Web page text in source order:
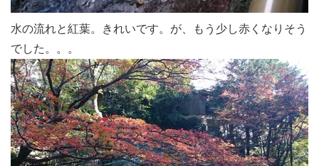
水の流れと紅葉。きれいです。が、もう少し赤くなりそう
でした。。。